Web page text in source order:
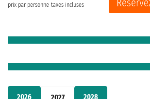
2026 2028
prix par personne taxes incluses